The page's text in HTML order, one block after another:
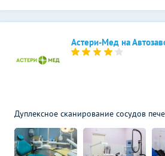
Астери-Мед на
Дуплексное сканирование сосудов